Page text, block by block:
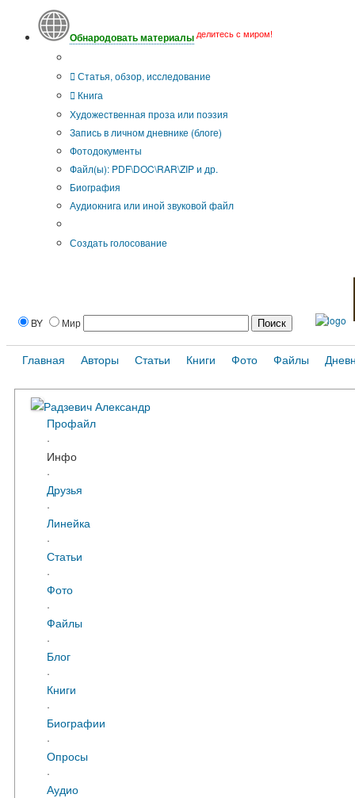
Обнародовать материалы делитесь с миром!
Статья, обзор, исследование
Книга
Художественная проза или поэзия
Запись в личном дневнике (блоге)
Фотодокументы
Файл(ы): PDF\DOC\RAR\ZIP и др.
Биография
Аудиокнига или иной звуковой файл
Создать голосование
BY Мир
Главная Авторы Статьи Книги Фото Файлы
Радзевич Александр
Профайл
·
Инфо
·
Друзья
·
Линейка
·
Статьи
·
Фото
·
Файлы
·
Блог
·
Книги
·
Биографии
·
Опросы
·
Аудио